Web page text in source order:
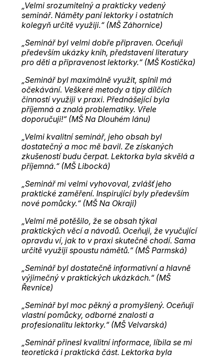
„Velmi srozumitelný a prakticky vedený
seminář. Náměty paní lektorky i ostatních
kolegyň určitě využiji.“ (MŠ Záhornice)
„Seminář byl velmi dobře připraven. Oceňuji
především ukázky knih, představení literatury
pro děti a připravenost lektorky.“ (MŠ Kostička)
„Seminář byl maximálně využit, splnil má
očekávání. Veškeré metody a tipy dílčích
činností využiji v praxi. Přednášející byla
příjemná a znalá problematiky. Vřele
doporučuji!“ (MŠ Na Dlouhém lánu)
„Velmi kvalitní seminář, jeho obsah byl
dostatečný a moc mě bavil. Ze získaných
zkušeností budu čerpat. Lektorka byla skvělá a
příjemná.“ (MŠ Libocká)
„Seminář mi velmi vyhovoval, zvlášť jeho
praktické zaměření. Inspirující byly především
nové pomůcky.“ (MŠ Na Okraji)
„Velmi mě potěšilo, že se obsah týkal
praktických věcí a návodů. Oceňuji, že vyučující
opravdu ví, jak to v praxi skutečně chodí. Sama
určitě využiji spoustu námětů.“ (MŠ Parmská)
„Seminář byl dostatečně informativní a hlavně
výjimečný v praktických ukázkách.“ (MŠ
Řevnice)
„Seminář byl moc pěkný a promyšlený. Oceňuji
vlastní pomůcky, odborné znalosti a
profesionalitu lektorky.“ (MŠ Velvarská)
„Seminář přinesl kvalitní informace, líbila se mi
teoretická i praktická část. Lektorka byla